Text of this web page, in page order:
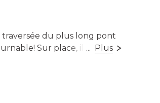
traversée du plus long pont
Sur place, il est aussi
le camping, la fermette et
... Plus